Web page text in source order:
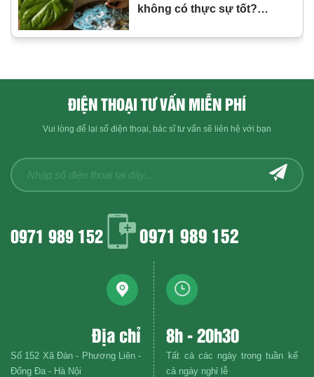
không có thực sự tốt?
ĐIỆN THOẠI TƯ VẤN MIỄN PHÍ
Vui lòng để lại số điện thoại, bác sĩ tư vấn sẽ liên hệ với bạn
0971 989 152 0971 989 152
Địa chỉ
Số 152 Xã Đàn - Phương Liên -
Đống Đa - Hà Nội
8h - 20h30
Tất cả các ngày trong tuần kể
cả ngày nghỉ lễ